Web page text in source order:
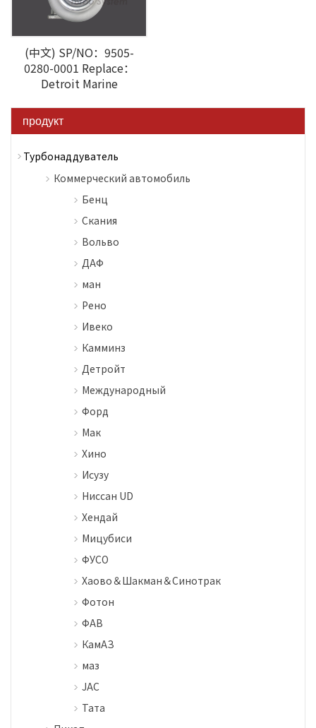
(中文) SP/NO：9505-
0280-0001 Replace：
Detroit Marine
продукт
Турбонаддуватель
Коммерческий автомобиль
Бенц
Скания
Вольво
ДАФ
ман
Рено
Ивеко
Камминз
Детройт
Международный
Форд
Мак
Хино
Исузу
Ниссан UD
Хендай
Мицубиси
ФУСО
Хаово＆Шакман＆Синотрак
Фотон
ФАВ
КамАЗ
маз
JAC
Тата